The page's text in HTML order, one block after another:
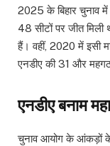
2025 के बिहार चुनाव
48 सीटों पर जीत
हैं। वहीं, 2020 में इसी
एनडीए की 31 और
एनडीए बनाम
चुनाव आयोग के आंकड़ों